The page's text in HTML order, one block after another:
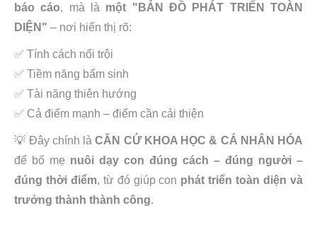
báo cáo, mà là một "BẢN ĐỒ PHÁT TRIỂN TOÀN
DIỆN" – nơi hiển thị rõ:
✅ Tính cách nổi trội
✅ Tiềm năng bẩm sinh
✅ Tài năng thiên hướng
✅ Cả điểm mạnh – điểm cần cải thiện
💡 Đây chính làCĂN CỨ KHOA HỌC & CÁ NHÂN HÓA
để bố mẹ nuôi dạy con đúng cách – đúng người –
đúng thời điểm, từ đó giúp con phát triển toàn diện và
trưởng thành thành công.